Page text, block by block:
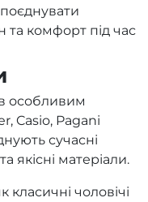
та комфорт під час
особливим
Casio, Pagani
сучасні
якісні матеріали.
чоловічі